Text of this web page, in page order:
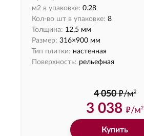
м2 в упаковке: 0.28
Кол-во шт в упаковке: 8
Толщина: 12,5 мм
Размер: 316×900 мм
Тип плитки: настенная
Поверхность: рельефная
4 050 ф/м2
3 038 ф/м2
Купить